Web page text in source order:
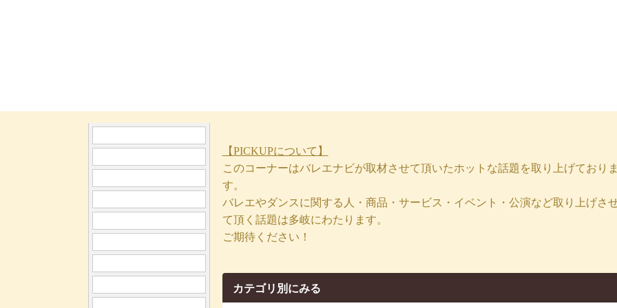
【PICKUPについて】
このコーナーはバレエナビが取材させて頂いたホットな話題を取り上げておりま
す。
バレエやダンスに関する人・商品・サービス・イベント・公演など取り上げさ
て頂く話題は多岐にわたります。
ご期待ください！
カテゴリ別にみる